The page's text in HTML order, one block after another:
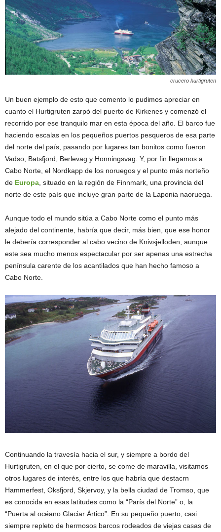
crucero hurtigruten
Un buen ejemplo de esto que comento lo pudimos apreciar en
cuanto el Hurtigruten zarpó del puerto de Kirkenes y comenzó el
recorrido por ese tranquilo mar en esta época del año. El barco fue
haciendo escalas en los pequeños puertos pesqueros de esa parte
del norte del país, pasando por lugares tan bonitos como fueron
Vadso, Batsfjord, Berlevag y Honningsvag. Y, por fin llegamos a
Cabo Norte, el Nordkapp de los noruegos y el punto más norteño
de Europa , situado en la región de Finnmark, una provincia del
norte de este país que incluye gran parte de la Laponia naoruega.
Aunque todo el mundo sitúa a Cabo Norte como el punto más
alejado del continente, habría que decir, más bien, que ese honor
le debería corresponder al cabo vecino de Knivsjelloden, aunque
este sea mucho menos espectacular por ser apenas una estrecha
península carente de los acantilados que han hecho famoso a
Cabo Norte.
Continuando la travesía hacia el sur, y siempre a bordo del
Hurtigruten, en el que por cierto, se come de maravilla, visitamos
otros lugares de interés, entre los que habría que destacrn
Hammerfest, Oksfjord, Skjervoy, y la bella ciudad de Tromso, que
es conocida en esas latitudes como la “París del Norte” o, la
“Puerta al océano Glaciar Ártico”. En su pequeño puerto, casi
siempre repleto de hermosos barcos rodeados de viejas casas de